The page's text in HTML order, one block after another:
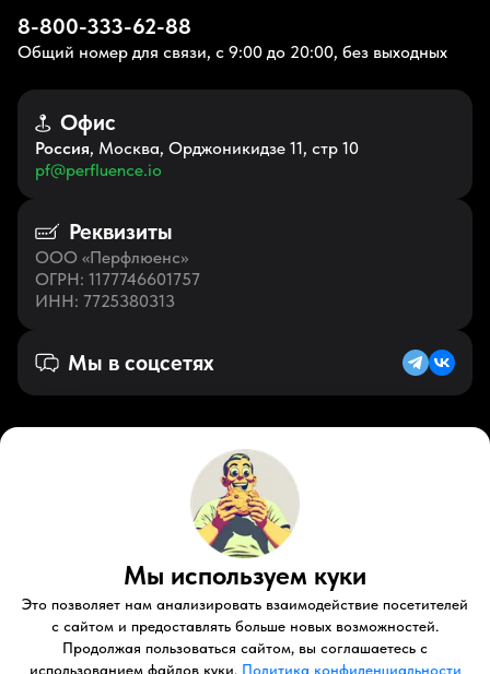
8-800-333-62-88
Общий номер для связи, с 9:00 до 20:00, без выходных
Офис
Россия, Москва, Орджоникидзе 11, стр 10
pf@perfluence.io
Реквизиты
ООО «Перфлюенс»
ОГРН: 1177746601757
ИНН: 7725380313
Мы в соцсетях
Русский (RU)
ZenYoutubeTelegramTiktokКонтакты
Правовые документыУсловия использования
Пользовательское соглашение
© 2026 Perfluence LLC Все права защищены.
Мы используем куки
Это позволяет нам анализировать взаимодействие посетителей
с сайтом и предоставлять больше новых возможностей.
Продолжая пользоваться сайтом, вы соглашаетесь с
использованием файлов куки. Политика конфиденциальности